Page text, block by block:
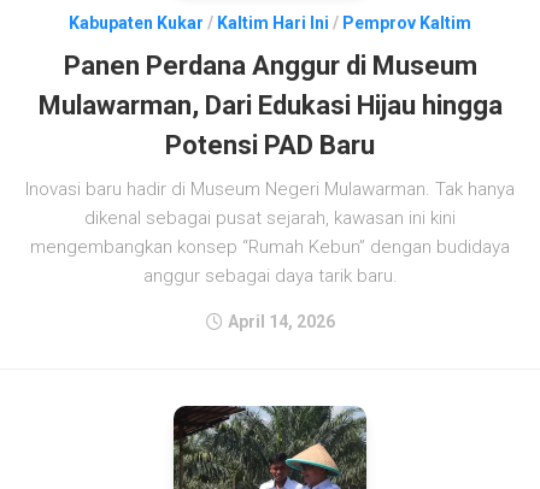
Kabupaten Kukar / Kaltim Hari Ini / Pemprov Kaltim
Panen Perdana Anggur di Museum
Mulawarman, Dari Edukasi Hijau hingga
Potensi PAD Baru
Inovasi baru hadir di Museum Negeri Mulawarman. Tak hanya
dikenal sebagai pusat sejarah, kawasan ini kini
mengembangkan konsep “Rumah Kebun” dengan budidaya
anggur sebagai daya tarik baru.
April 14, 2026